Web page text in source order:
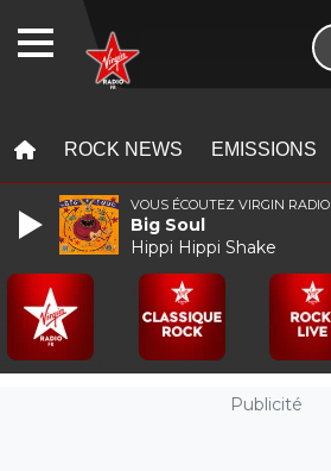
ROCK NEWS EMISSIONS
Publicité
VOUS ÉCOUTEZ VIRGIN RADIO
Big Soul
Hippi Hippi Shake
WEBRADIO